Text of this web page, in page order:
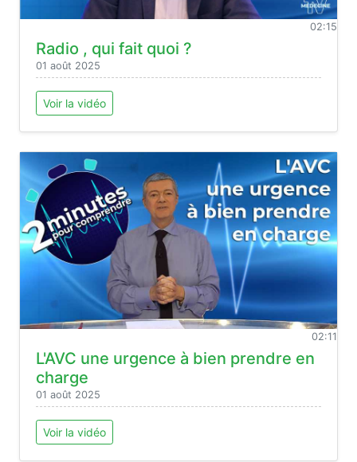
02:15
Radio , qui fait quoi ?
01 août 2025
Voir la vidéo
02:11
L'AVC une urgence à bien prendre en
charge
01 août 2025
Voir la vidéo